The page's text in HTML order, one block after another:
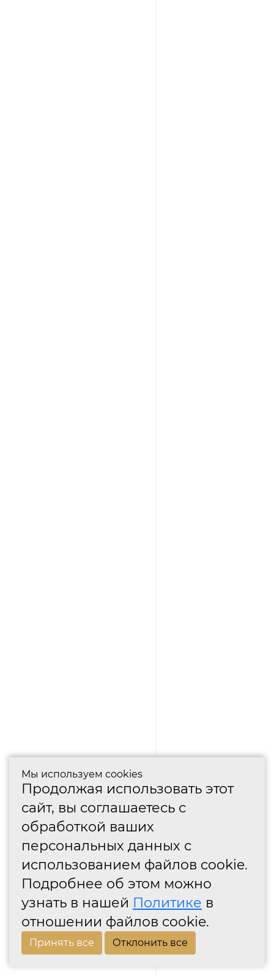
Мы используем cookies
Продолжая использовать этот
сайт, вы соглашаетесь с
обработкой ваших
персональных данных с
использованием файлов cookie.
Подробнее об этом можно
узнать в нашей Политике в
отношении файлов cookie.
Принять все Отклонить все